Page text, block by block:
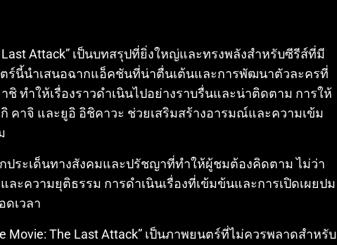
Last Attack” เป็นบทสรุปที่ยิ่งใหญ่และทรงพลังสำหรับซีรีส์ที่มี
ร์นี้นำเสนอฉากแอ็คชันที่น่าตื่นเต้นและการพัฒนาตัวละครที่
ชิ ทำให้เรื่องราวดำเนินไปอย่างราบรื่นและน่าติดตาม การให้
คาจิ และยูอิ อิชิคาวะ ช่วยเสริมสร้างอารมณ์และความเข้ม
ระเด็นทางสังคมและปรัชญาที่ทำให้ผู้ชมต้องคิดตาม ไม่ว่า
ละความยุติธรรม การดำเนินเรื่องที่เข้มข้นและการเปิดเผยปม
เวลา
Movie: The Last Attack” เป็นภาพยนตร์ที่ไม่ควรพลาดสำหรับ